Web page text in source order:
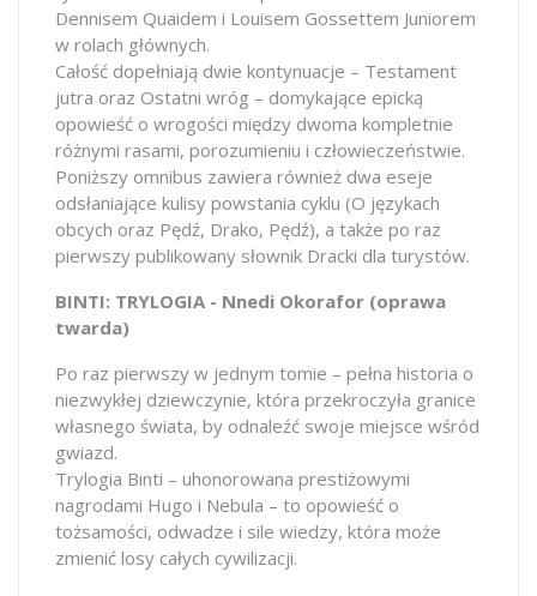
Dennisem Quaidem i Louisem Gossettem Juniorem
w rolach głównych.
Całość dopełniają dwie kontynuacje – Testament
jutra oraz Ostatni wróg – domykające epicką
opowieść o wrogości między dwoma kompletnie
różnymi rasami, porozumieniu i człowieczeństwie.
Poniższy omnibus zawiera również dwa eseje
odsłaniające kulisy powstania cyklu (O językach
obcych oraz Pędź, Drako, Pędź), a także po raz
pierwszy publikowany słownik Dracki dla turystów.
BINTI: TRYLOGIA - Nnedi Okorafor (oprawa
twarda)
Po raz pierwszy w jednym tomie – pełna historia o
niezwykłej dziewczynie, która przekroczyła granice
własnego świata, by odnaleźć swoje miejsce wśród
gwiazd.
Trylogia Binti – uhonorowana prestiżowymi
nagrodami Hugo i Nebula – to opowieść o
tożsamości, odwadze i sile wiedzy, która może
zmienić losy całych cywilizacji.